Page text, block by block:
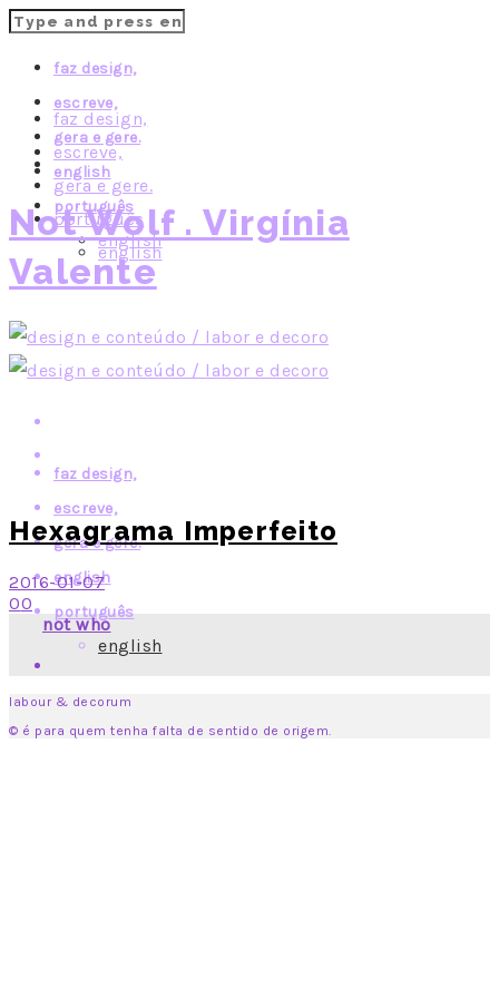
faz design,
escreve,
gera e gere.
english
português
english
faz design,
escreve,
gera e gere.
português
english
Not Wolf . Virgínia
Valente
faz design,
escreve,
gera e gere.
english
português
english
Hexagrama Imperfeito
2016-01-07
00
not who
labour & decorum
© é para quem tenha falta de sentido de origem.